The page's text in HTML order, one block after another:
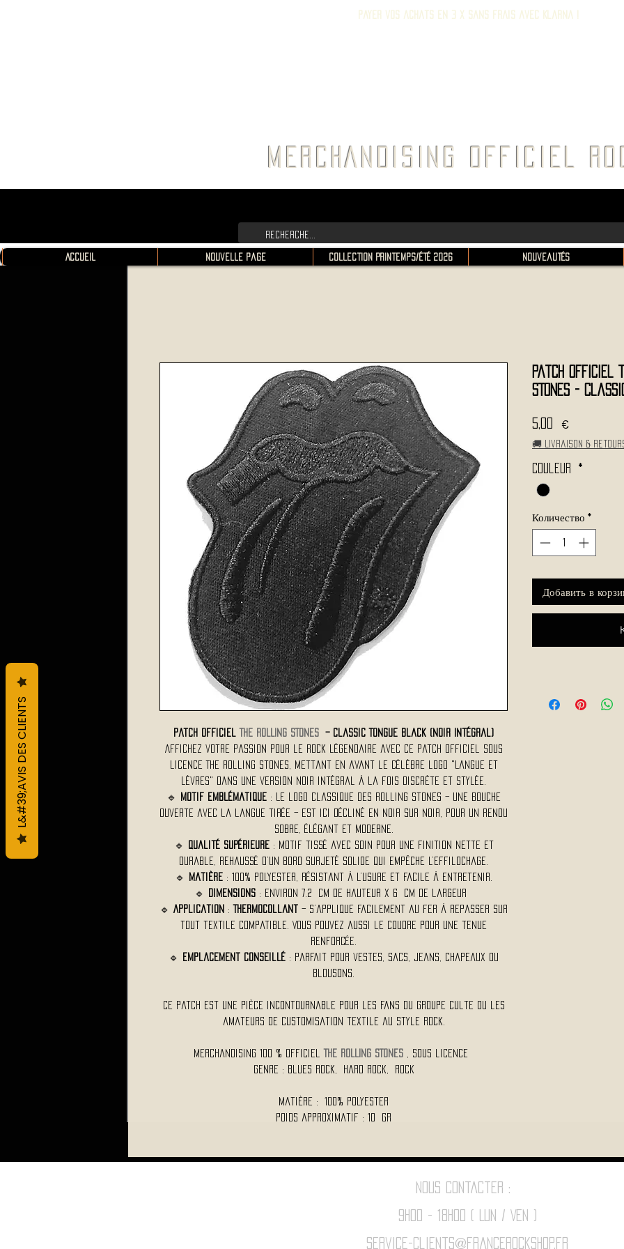
Payer vos achats en 3 x sans frais avec Klarna !
MERCHANDISING OFFICIEL
Accueil Nouvelle page Collection Printemps/Été 2026 Nouveautés
Patch Officiel THE ROLLING STONES – Classic Tongue Black (Noir Intégral)
Affichez votre passion pour le rock légendaire avec ce patch officiel sous
licence The Rolling Stones, mettant en avant le célèbre logo "Langue et
Lèvres" dans une version noir intégral à la fois discrète et stylée.
🔹
Motif emblématique : Le logo classique des Rolling Stones – une bouche
ouverte avec la langue tirée – est ici décliné en noir sur noir, pour un rendu
sobre, élégant et moderne.
🔹
Qualité supérieure : Motif tissé avec soin pour une finition nette et
durable, rehaussé d’un bord surjeté solide qui empêche l’effilochage.
🔹
Matière : 100% polyester, résistant à l’usure et facile à entretenir.
🔹
Dimensions : environ 7.2 cm de hauteur x 6 cm de largeur
🔹 Application : Thermocollant
– s’applique facilement au fer à repasser sur
tout textile compatible. Vous pouvez aussi le coudre pour une tenue
renforcée.
🔹
Emplacement conseillé : Parfait pour vestes, sacs, jeans, chapeaux ou
blousons.
Ce patch est une pièce incontournable pour les fans du groupe culte ou les
amateurs de customisation textile au style rock.
Merchandising 100 % Officiel THE ROLLING STONES, Sous licence
Genre : Blues Rock, Hard Rock, Rock
Matière : 100% polyester
Poids approximatif : 10 Gr
Patch Officiel
STONES -
5,00 €
🚚 Livraison &
Couleur *
Количество *
Добавить в
Nous contacter :
9h00 - 18H00 ( Lun / Ven )
Service-clients@francerockshop.fr
L&#39;AVIS DES CLIENTS